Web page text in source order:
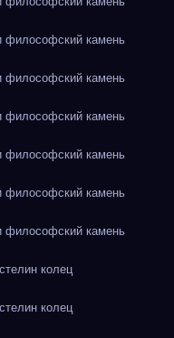
философский камень
философский камень
философский камень
философский камень
философский камень
философский камень
колец
колец